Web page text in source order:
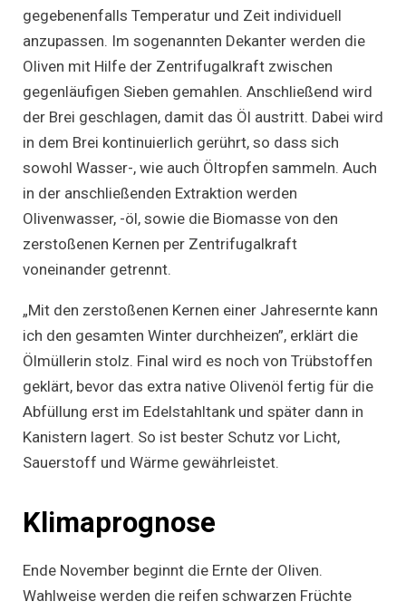
gegebenenfalls Temperatur und Zeit individuell
anzupassen. Im sogenannten Dekanter werden die
Oliven mit Hilfe der Zentrifugalkraft zwischen
gegenläufigen Sieben gemahlen. Anschließend wird
der Brei geschlagen, damit das Öl austritt. Dabei wird
in dem Brei kontinuierlich gerührt, so dass sich
sowohl Wasser-, wie auch Öltropfen sammeln. Auch
in der anschließenden Extraktion werden
Olivenwasser, -öl, sowie die Biomasse von den
zerstoßenen Kernen per Zentrifugalkraft
voneinander getrennt.
„Mit den zerstoßenen Kernen einer Jahresernte kann
ich den gesamten Winter durchheizen”, erklärt die
Ölmüllerin stolz. Final wird es noch von Trübstoffen
geklärt, bevor das extra native Olivenöl fertig für die
Abfüllung erst im Edelstahltank und später dann in
Kanistern lagert. So ist bester Schutz vor Licht,
Sauerstoff und Wärme gewährleistet.
Klimaprognose
Ende November beginnt die Ernte der Oliven.
Wahlweise werden die reifen schwarzen Früchte